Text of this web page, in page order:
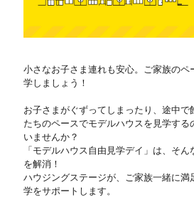
小さなお子さま連れも安心。ご家族のペ
学しましょう！
お子さまがぐずってしまったり、途中で
たちのペースでモデルハウスを見学する
いませんか？
「モデルハウス自由見学デイ」は、そ
を解消！
ハウジングステージが、ご家族一緒に満
学をサポートします。